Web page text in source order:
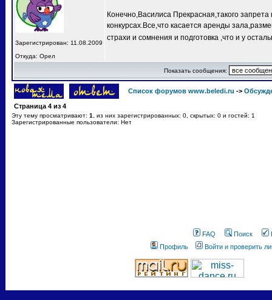
Зарегистрирован: 11.08.2009
Откуда: Орел
Конечно,Василиса Прекрасная,такого
конкурсах.Все,что касается аренды
страхи и сомнения и подготовка ,что и у
Показать сообщения:
Список форумов www.beledi.ru ->
Страница 4 из 4
Эту тему просматривают: 1
, из них зарегистрированных: 0, скрытых: 0 и гостей: 1
Зарегистрированные пользователи: Нет
FAQ Поиск
Профиль
Войти и проверить